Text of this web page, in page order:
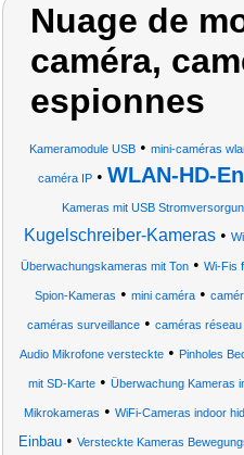
Nuage de
caméra,
espionnes
Kameramodule USB• mini-caméras
caméra IP• WLAN-HD-
Kameras mit USB
Kugelschreiber-Kameras•
Überwachungskameras mit Ton • Wi-Fis
Spion-Kameras • mini caméra•
caméras surveillance• caméras réseau
Audio Mikrofone versteckte • Pinholes
mit SD-Karte• Überwachung Kameras
Mikrokameras • WiFi-Cameras indoor
Einbau• Versteckte Kameras